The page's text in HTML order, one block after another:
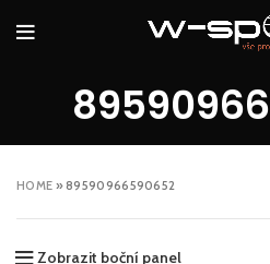
HOME »89590966590652
Zobrazit boční panel